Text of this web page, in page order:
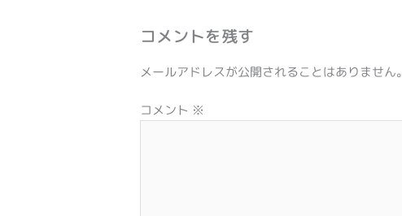
コメントを残す
メールアドレスが公開されることはありません。
コメント ※